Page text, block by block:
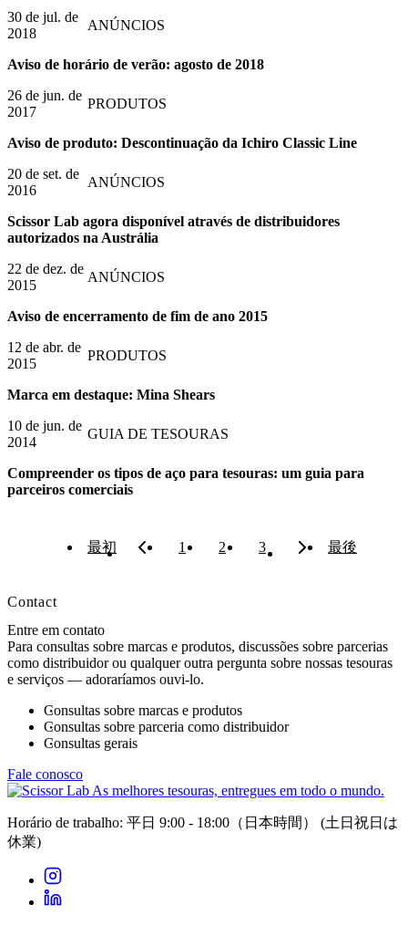
30 de jul. de
2018
ANÚNCIOS
Aviso de horário de verão: agosto de 2018
26 de jun. de
2017
PRODUTOS
Aviso de produto: Descontinuação da Ichiro Classic Line
20 de set. de
2016
ANÚNCIOS
Scissor Lab agora disponível através de distribuidores
autorizados na Austrália
22 de dez. de
2015
ANÚNCIOS
Aviso de encerramento de fim de ano 2015
12 de abr. de
2015
PRODUTOS
Marca em destaque: Mina Shears
10 de jun. de
2014
GUIA DE TESOURAS
Compreender os tipos de aço para tesouras: um guia para
parceiros comerciais
最初 1 2 3 最後
Contact
Entre em contato
Para consultas sobre marcas e produtos, discussões sobre parcerias
como distribuidor ou qualquer outra pergunta sobre nossas tesouras
e serviços — adoraríamos ouvi-lo.
Consultas sobre marcas e produtos
Consultas sobre parceria como distribuidor
Consultas gerais
Fale conosco
As melhores tesouras, entregues em todo o mundo.
Horário de trabalho: 平日 9:00 - 18:00（日本時間） (土日祝日は
休業)